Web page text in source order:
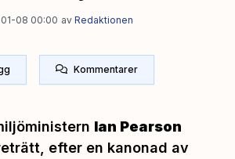
08 00:00 av Redaktionen
Kommentarer
Ian Pearson
efter en kanonad av